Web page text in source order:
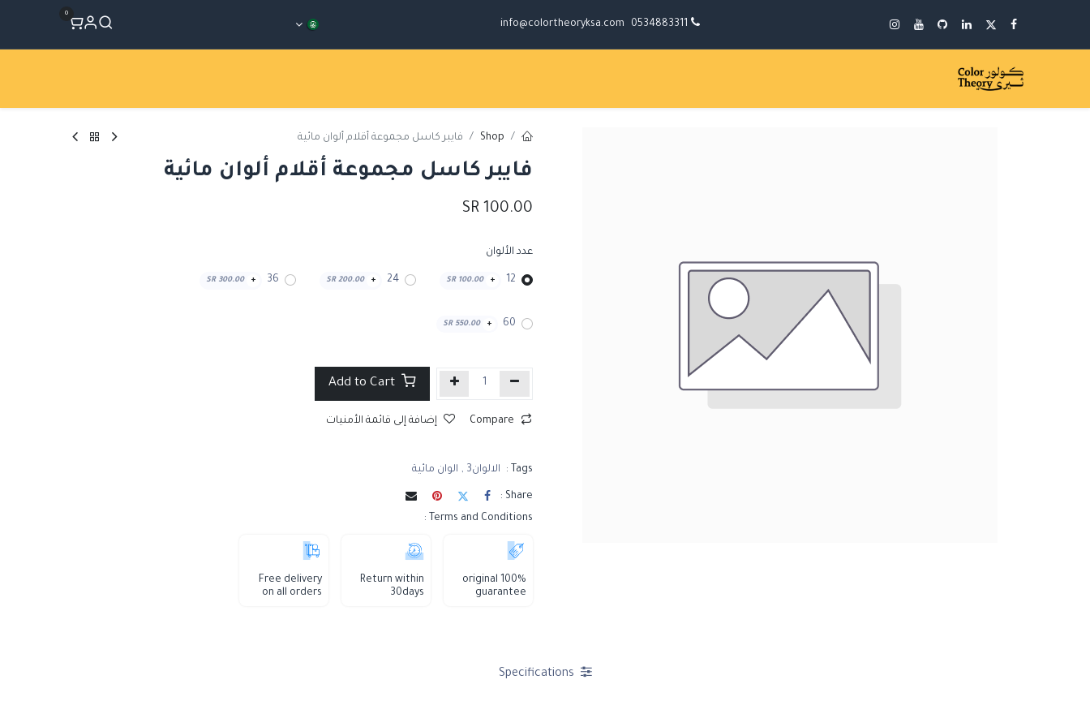
0534883311
info@colortheoryksa.com
0
Shop فايبر كاسل مجموعة أقلام ألوان مائية
فايبر كاسل مجموعة أقلام ألوان مائية
100.00
عدد الألوان
12
+
100.00
SR
24
+
200.00
SR
36
+
300.00
SR
60
+
550.00
SR
Add to Cart
Compare إضافة إلى قائمة الأمنيات
Tags : الالوان3 , الوان مائية
Share :
Terms and Conditions :
100% original
guarantee
Return within
30days
Free delivery
on all orders